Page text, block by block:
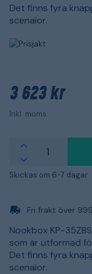
Det finns fyra
scenaior.
3 623 kr
Inkl. moms
Skickas om 6-7 dagar
Fri frakt över
Nookbox KP-
som är utformad
Det finns fyra
scenaior.